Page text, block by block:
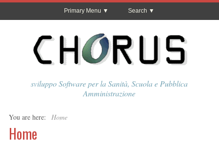
Primary Menu Search
sviluppo Software per la Sanità, Scuola e Pubblica
Amministrazione
You are here: Home
Home